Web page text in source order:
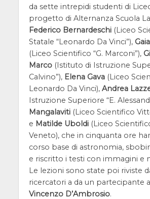
da sette intrepidi studenti di
progetto di Alternanza Scuola
Federico Bernardeschi(Liceo
Statale “Leonardo Da Vinci”),
(Liceo Scientifico “G. Marconi”),
Marco(Istituto di Istruzione
Calvino”), Elena Gava(Liceo
Leonardo Da Vinci), Andrea
Istruzione Superiore “E.
Mangalaviti(Liceo Scientifico
e Matilde Uboldi(Liceo
Veneto), che in cinquanta ore
corso base di astronomia,
e riscritto i testi con immagini e
Le lezioni sono state poi riviste
ricercatori a da un partecipante
Vincenzo D’Ambrosio.